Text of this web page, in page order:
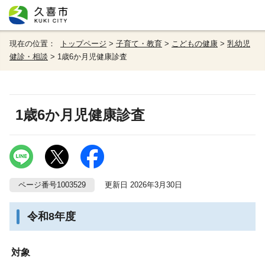
現在の位置： トップページ > 子育て・教育 > こどもの健康 > 乳幼児
健診・相談 > 1歳6か月児健康診査
1歳6か月児健康診査
ページ番号1003529 更新日 2026年3月30日
令和8年度
対象